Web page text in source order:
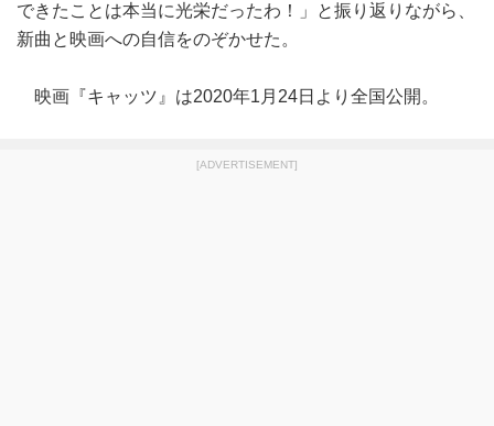
できたことは本当に光栄だったわ！」と振り返りながら、
新曲と映画への自信をのぞかせた。
映画『キャッツ』は2020年1月24日より全国公開。
[ADVERTISEMENT]